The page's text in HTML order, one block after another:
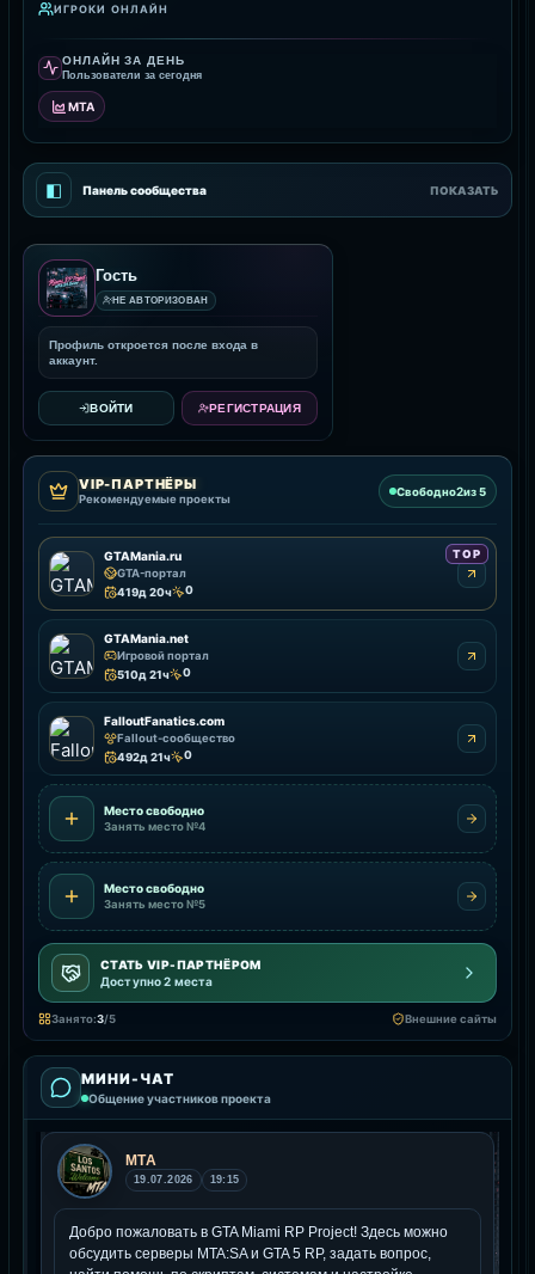
ИГРОКИ ОНЛАЙН
ОНЛАЙН ЗА ДЕНЬ
Пользователи за сегодня
MTA
◧ Панель сообщества ПОКАЗАТЬ
Гость
НЕ АВТОРИЗОВАН
Профиль откроется после входа в
аккаунт.
ВОЙТИ РЕГИСТРАЦИЯ
VIP-ПАРТНЁРЫ
Рекомендуемые проекты
Свободно2из 5
TOP
GTAMania.ru
GTA-портал
419д 20ч
0
GTAMania.net
Игровой портал
510д 21ч
0
FalloutFanatics.com
Fallout-сообщество
492д 21ч
0
Место свободно
Занять место №4
Место свободно
Занять место №5
СТАТЬ VIP-ПАРТНЁРОМ
Доступно 2 места
Занято:3/5 Внешние сайты
МИНИ-ЧАТ
Общение участников проекта